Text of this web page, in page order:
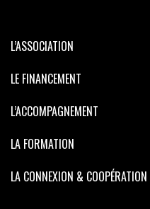
L’ASSOCIATION
LE FINANCEMENT
L’ACCOMPAGNEMENT
LA FORMATION
LA CONNEXION & COOPÉRATION